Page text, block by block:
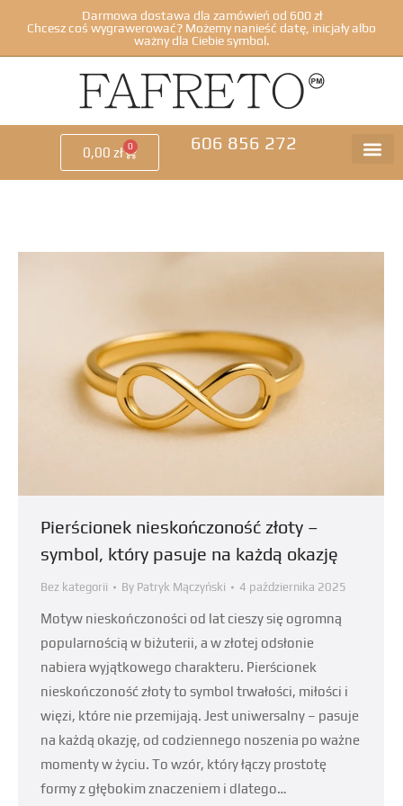
Darmowa dostawa dla zamówień od 600 zł
Chcesz coś wygrawerować? Możemy nanieść datę, inicjały albo
ważny dla Ciebie symbol.
0,00 zł 0 606 856 272
Pierścionek nieskończoność złoty –
symbol, który pasuje na każdą okazję
Bez kategorii By Patryk Mączyński 4 października 2025
Motyw nieskończoności od lat cieszy się ogromną
popularnością w biżuterii, a w złotej odsłonie
nabiera wyjątkowego charakteru. Pierścionek
nieskończoność złoty to symbol trwałości, miłości i
więzi, które nie przemijają. Jest uniwersalny – pasuje
na każdą okazję, od codziennego noszenia po ważne
momenty w życiu. To wzór, który łączy prostotę
formy z głębokim znaczeniem i dlatego…